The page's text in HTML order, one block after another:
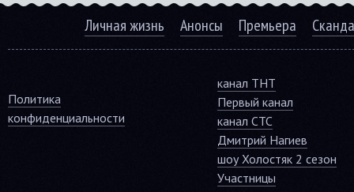
Личная жизнь Анонсы Премьера
Политика
конфиденциальности
канал ТНТ
Первый канал
канал СТС
Дмитрий Нагиев
шоу Холостяк 2 сезон
Участницы